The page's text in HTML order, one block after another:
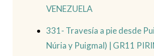
VENEZUELA
331- Travesía a pie desde
Núria y Puigmal) | GR11